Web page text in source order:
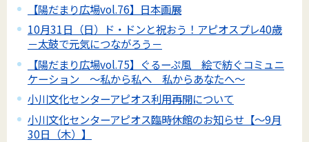
【陽だまり広場vol.76】日本画展
10月31日（日）ド・ドンと祝おう！アピオスプレ40歳
－太鼓で元気につながろう－
【陽だまり広場vol.75】ぐるーぷ風 絵で紡ぐコミュニ
ケーション ～私から私へ 私からあなたへ～
小川文化センターアピオス利用再開について
小川文化センターアピオス臨時休館のお知らせ【～9月
30日（木）】